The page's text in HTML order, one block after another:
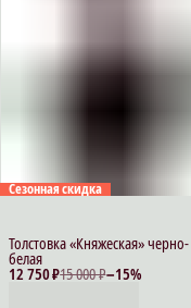
Сезонная скидка
12 750 ₽15 000 ₽−15%
Толстовка «Княжеская» черно-
белая